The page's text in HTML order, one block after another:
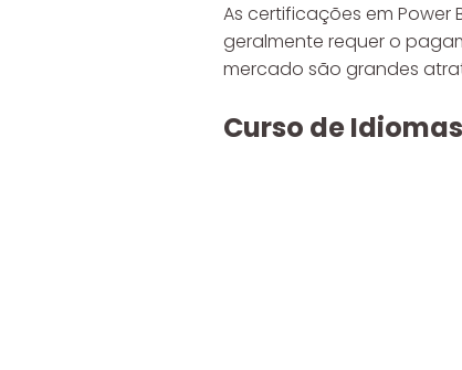
As certificações em Power
geralmente requer o
mercado são grandes
Curso de Idiomas